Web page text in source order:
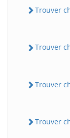
Trouver
Trouver
Trouver
Trouver